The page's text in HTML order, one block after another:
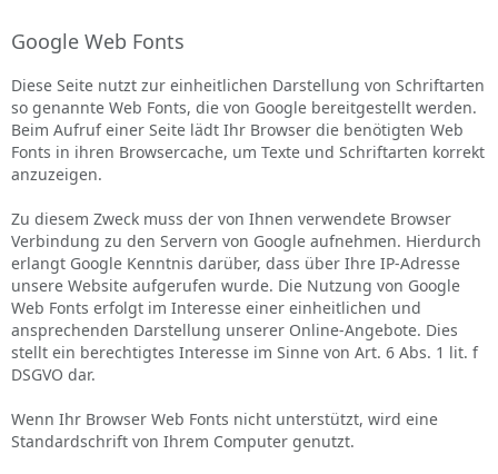
Google Web Fonts
Diese Seite nutzt zur einheitlichen Darstellung von Schriftarten
so genannte Web Fonts, die von Google bereitgestellt werden.
Beim Aufruf einer Seite lädt Ihr Browser die benötigten Web
Fonts in ihren Browsercache, um Texte und Schriftarten korrekt
anzuzeigen.
Zu diesem Zweck muss der von Ihnen verwendete Browser
Verbindung zu den Servern von Google aufnehmen. Hierdurch
erlangt Google Kenntnis darüber, dass über Ihre IP-Adresse
unsere Website aufgerufen wurde. Die Nutzung von Google
Web Fonts erfolgt im Interesse einer einheitlichen und
ansprechenden Darstellung unserer Online-Angebote. Dies
stellt ein berechtigtes Interesse im Sinne von Art. 6 Abs. 1 lit. f
DSGVO dar.
Wenn Ihr Browser Web Fonts nicht unterstützt, wird eine
Standardschrift von Ihrem Computer genutzt.